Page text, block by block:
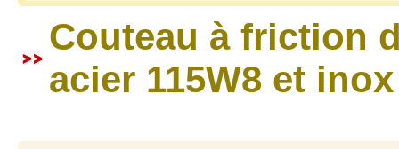
Couteau à friction
acier 115W8 et